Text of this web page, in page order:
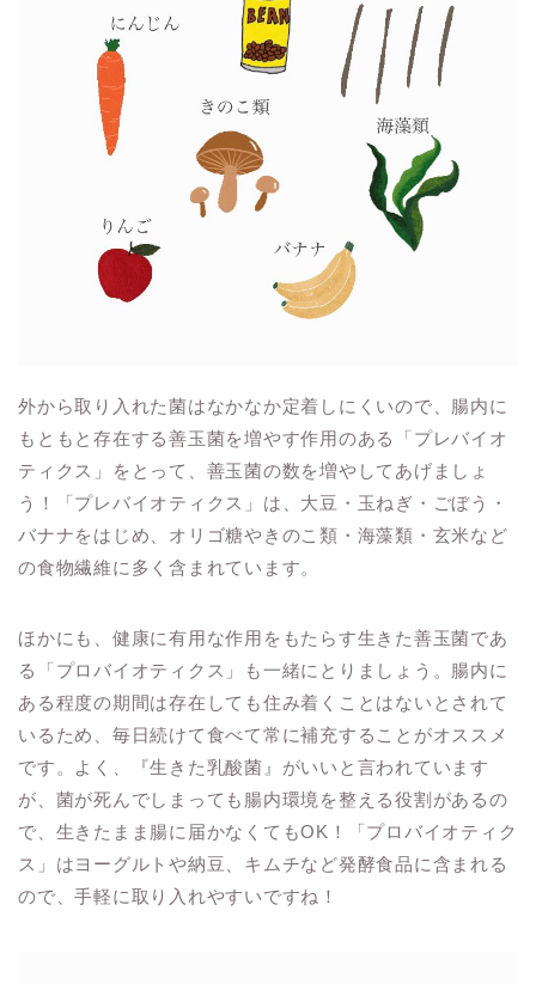
外から取り入れた菌はなかなか定着しにくいので、腸内に
もともと存在する善玉菌を増やす作用のある「プレバイオ
ティクス」をとって、善玉菌の数を増やしてあげましょ
う！「プレバイオティクス」は、大豆・玉ねぎ・ごぼう・
バナナをはじめ、オリゴ糖やきのこ類・海藻類・玄米など
の食物繊維に多く含まれています。
ほかにも、健康に有用な作用をもたらす生きた善玉菌であ
る「プロバイオティクス」も一緒にとりましょう。腸内に
ある程度の期間は存在しても住み着くことはないとされて
いるため、毎日続けて食べて常に補充することがオススメ
です。よく、『生きた乳酸菌』がいいと言われています
が、菌が死んでしまっても腸内環境を整える役割があるの
で、生きたまま腸に届かなくてもOK！「プロバイオティク
ス」はヨーグルトや納豆、キムチなど発酵食品に含まれる
ので、手軽に取り入れやすいですね！